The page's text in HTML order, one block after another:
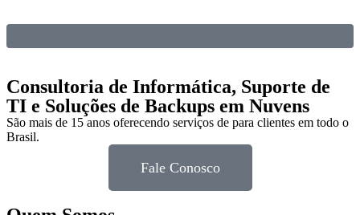
Consultoria de Informática, Suporte de
TI e Soluções de Backups em Nuvens
São mais de 15 anos oferecendo serviços de para clientes em todo o
Brasil.
Fale Conosco